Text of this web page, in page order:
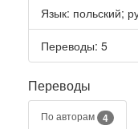
Язык: польский;
Переводы: 5
Переводы
По авторам 4